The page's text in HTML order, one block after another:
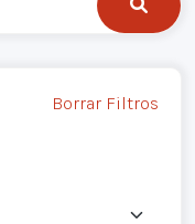
Borrar Filtros